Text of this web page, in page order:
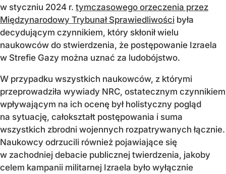
w styczniu 2024 r. tymczasowego orzeczenia przez
Międzynarodowy Trybunał Sprawiedliwości była
decydującym czynnikiem, który skłonił wielu
naukowców do stwierdzenia, że postępowanie Izraela
w Strefie Gazy można uznać za ludobójstwo.
W przypadku wszystkich naukowców, z którymi
przeprowadziła wywiady NRC, ostatecznym czynnikiem
wpływającym na ich ocenę był holistyczny pogląd
na sytuację, całokształt postępowania i suma
wszystkich zbrodni wojennych rozpatrywanych łącznie.
Naukowcy odrzucili również pojawiające się
w zachodniej debacie publicznej twierdzenia, jakoby
celem kampanii militarnej Izraela było wyłącznie